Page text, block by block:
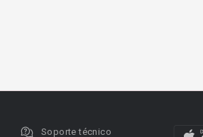
Soporte técnico